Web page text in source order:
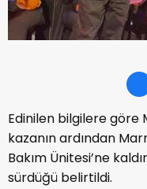
Edinilen bilgilere göre
kazanın ardından
Bakım Ünitesi’ne
sürdüğü belirtildi.